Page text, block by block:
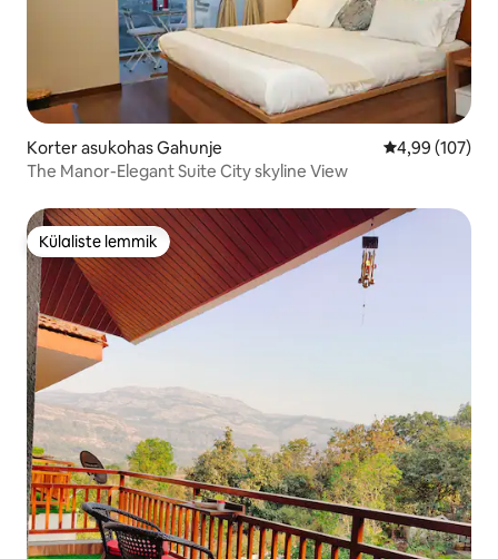
Korter asukohas Gahunje Keskmine
4,99 (107)
The Manor-Elegant Suite City skyline View
Külaliste lemmik
Külaliste lemmik